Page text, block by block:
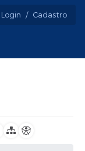
Login / Cadastro